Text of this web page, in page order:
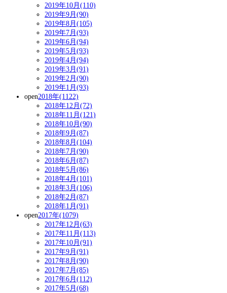
2019年10月(110)
2019年9月(90)
2019年8月(105)
2019年7月(93)
2019年6月(94)
2019年5月(93)
2019年4月(94)
2019年3月(91)
2019年2月(90)
2019年1月(93)
open2018年(1122)
2018年12月(72)
2018年11月(121)
2018年10月(90)
2018年9月(87)
2018年8月(104)
2018年7月(90)
2018年6月(87)
2018年5月(86)
2018年4月(101)
2018年3月(106)
2018年2月(87)
2018年1月(91)
open2017年(1079)
2017年12月(63)
2017年11月(113)
2017年10月(91)
2017年9月(91)
2017年8月(90)
2017年7月(85)
2017年6月(112)
2017年5月(68)